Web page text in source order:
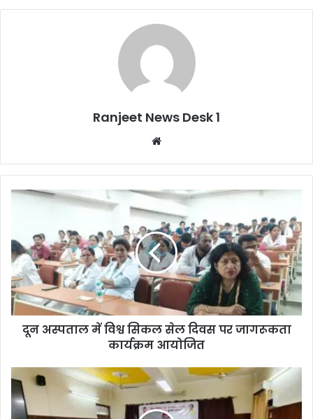
Ranjeet News Desk 1
te
दून अस्पताल में विश्व सिकल सेल दिवस पर जागरूकता
कार्यक्रम आयोजित